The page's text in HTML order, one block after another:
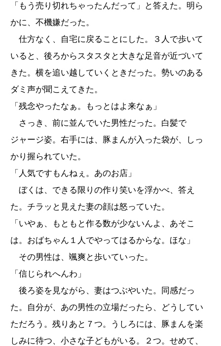
「もう売り切れちゃったんだって」と答えた。明ら
かに、不機嫌だった。
仕方なく、自宅に戻ることにした。３人で歩いて
いると、後ろからスタスタと大きな足音が近づいて
きた。横を追い越していくときだった。勢いのある
ダミ声が聞こえてきた。
「残念やったなぁ。もっとはよ来なぁ」
さっき、前に並んでいた男性だった。白髪で
ジャージ姿。右手には、豚まんが入った袋が、しっ
かり握られていた。
「人気ですもんねぇ。あのお店」
ぼくは、できる限りの作り笑いを浮かべ、答え
た。チラッと見えた妻の顔は怒っていた。
「いやぁ、もともと作る数が少ないんよ、あそこ
は。おばちゃん１人でやってはるからな。ほな」
その男性は、颯爽と歩いていった。
「信じられへんわ」
後ろ姿を見ながら、妻はつぶやいた。同感だっ
た。自分が、あの男性の立場だったら、どうしてい
ただろう。残りあと７つ。うしろには、豚まんを楽
しみに待つ、小さな子どもがいる。２つ。せめて、